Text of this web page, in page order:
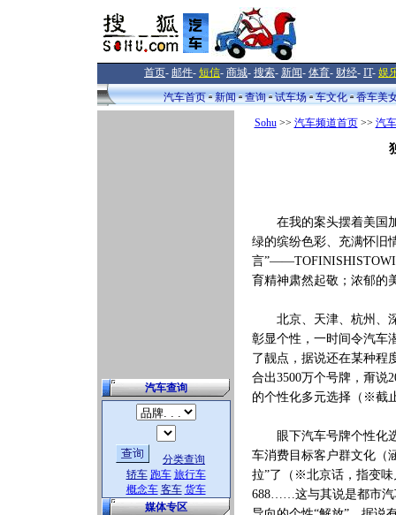
首页- 邮件- 短信- 商城- 搜索- 新闻- 体育- 财经- IT- 娱
汽车首页
新闻 查询 试车场 车文化 香车美
汽车查询
分类查询
轿车 跑车 旅行车
概念车 客车 货车
媒体专区
Sohu>> 汽车频道首页>> 汽
在我的案头摆着美国加
绿的缤纷色彩、充满怀旧
言
育精神肃然起敬；浓郁
北京、天津、杭州、深
彰显个性，一时间令汽车
了靓点，据说还在某种程
合出3500万个号牌，甭说
的个性化多元选择（※截
眼下汽车号牌个性化选
车消费目标客户群文化（
拉”了（※北京话，指变
688……这与其说是都市汽